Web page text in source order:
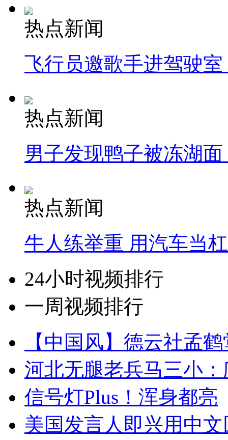
热点新闻
飞行员邀歌手进驾驶
热点新闻
男子发现鸭子被冻湖
热点新闻
牛人练举重 用汽车当
24小时视频排行
一周视频排行
【中国风】德云社孟
河北无腿老兵马三小
信号灯Plus！浑身都亮
美国发言人即兴用中